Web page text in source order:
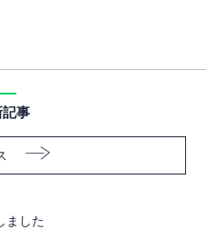
記事
ました